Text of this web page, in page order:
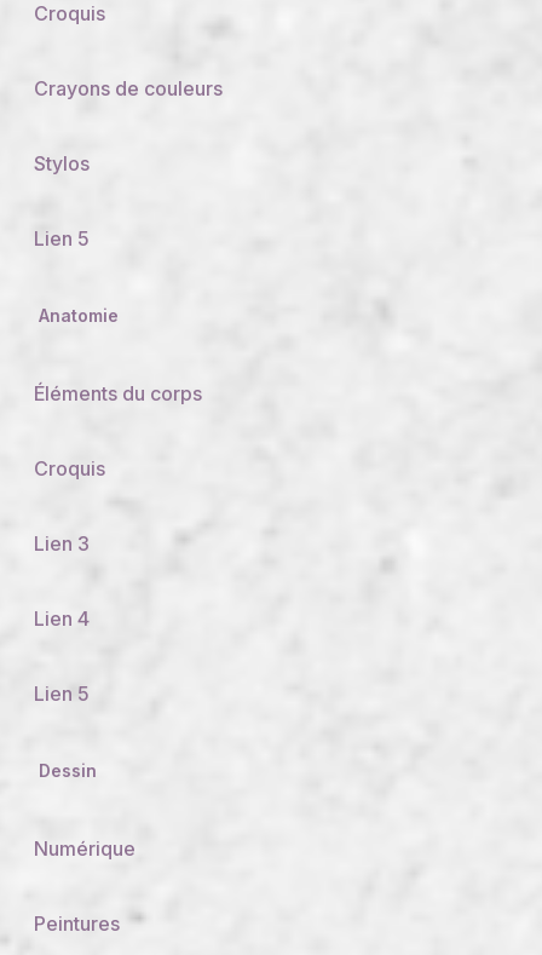
Croquis
Crayons de couleurs
Stylos
Lien 5
Anatomie
Éléments du corps
Croquis
Lien 3
Lien 4
Lien 5
Dessin
Numérique
Peintures